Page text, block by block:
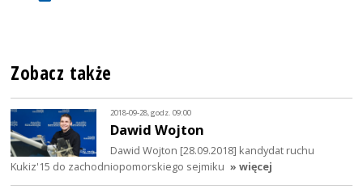
Zobacz także
2018-09-28, godz. 09:00
Dawid Wojton
Dawid Wojton [28.09.2018] kandydat ruchu
Kukiz'15 do zachodniopomorskiego sejmiku » więcej